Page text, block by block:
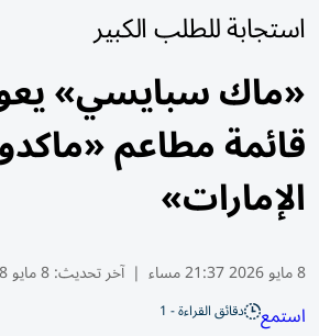
استجابة للطلب الكبير
«ماك سبايسي»
قائمة مطاعم
الإمارات»
8 مايو 2026 21:37 مساء | آخر تحديث:8 مايو 21:38 2026
استمع دقائق القراءة - 1